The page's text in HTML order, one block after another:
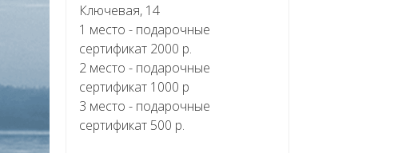
Ключевая, 14
1 место - подарочные
сертификат 2000 р.
2 место - подарочные
сертификат 1000 р
3 место - подарочные
сертификат 500 р.